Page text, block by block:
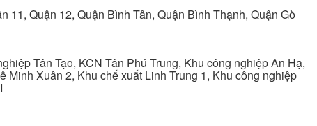
11, Quận 12, Quận Bình Tân, Quận Bình Thạnh, Quận Gò
Tân Tạo, KCN Tân Phú Trung, Khu công nghiệp An Hạ,
Xuân 2, Khu chế xuất Linh Trung 1, Khu công nghiệp